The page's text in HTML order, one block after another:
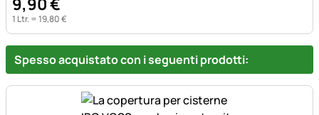
9,90€
1 Ltr. =19,80€
Spesso acquistato con i seguenti prodotti: